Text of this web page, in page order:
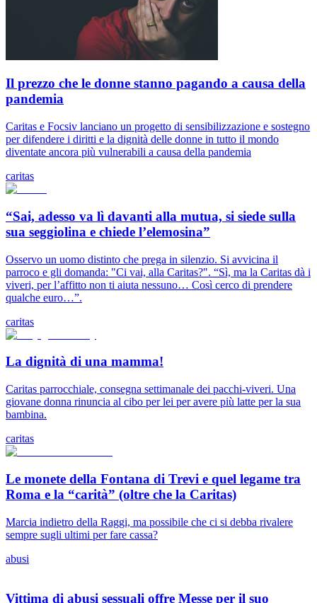
Il prezzo che le donne stanno pagando a causa della
pandemia
Caritas e Focsiv lanciano un progetto di sensibilizzazione e sostegno
per difendere i diritti e la dignità delle donne in tutto il mondo
diventate ancora più vulnerabili a causa della pandemia
caritas
“Sai, adesso va lì davanti alla mutua, si siede sulla
sua seggiolina e chiede l’elemosina”
Osservo un uomo distinto che prega in silenzio. Si avvicina il
parroco e gli domanda: "Ci vai, alla Caritas?". “Sì, ma la Caritas dà i
viveri, per l’affitto non ti aiuta nessuno… Così cerco di prendere
qualche euro…”.
caritas
La dignità di una mamma!
Caritas parrocchiale, consegna settimanale dei pacchi-viveri. Una
giovane donna rinuncia al cibo per lei per avere più latte per la sua
bambina.
caritas
Le monete della Fontana di Trevi e quel legame tra
Roma e la “carità” (oltre che la Caritas)
Marcia indietro della Raggi, ma possibile che ci si debba rivalere
sempre sugli ultimi per fare cassa?
abusi
Vittima di abusi sessuali offre Messe per il suo